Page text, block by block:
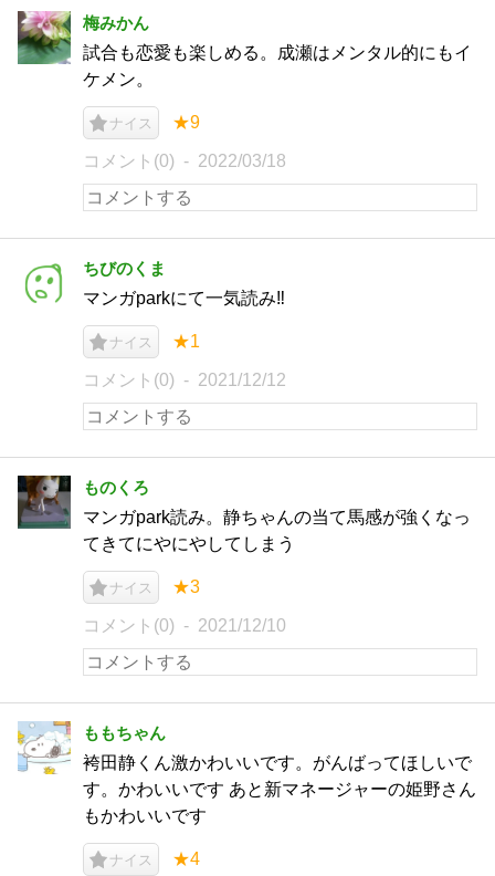
梅みかん
試合も恋愛も楽しめる。成瀬はメンタル的にもイ
ケメン。
ナイス ★9
コメント(0) 2022/03/18
ちびのくま
マンガparkにて一気読み‼️
ナイス ★1
コメント(0) 2021/12/12
ものくろ
マンガpark読み。静ちゃんの当て馬感が強くなっ
てきてにやにやしてしまう
ナイス ★3
コメント(0) 2021/12/10
ももちゃん
袴田静くん激かわいいです。がんばってほしいで
す。かわいいです あと新マネージャーの姫野さん
もかわいいです
ナイス ★4